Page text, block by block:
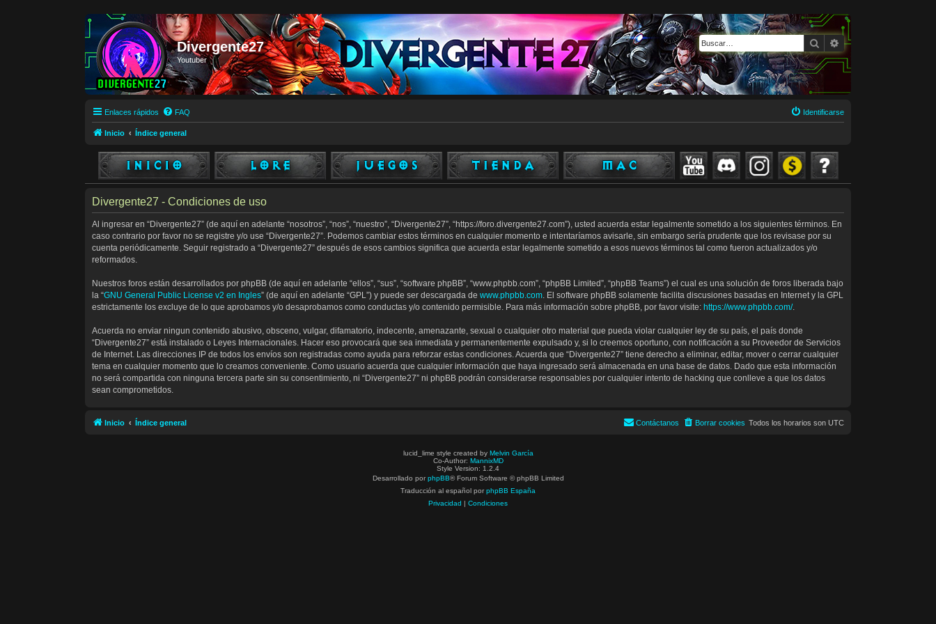
Divergente27
Youtuber
BuscarBúsqueda avanzada
Enlaces rápidos FAQ Identificarse
Inicio Índice general
Divergente27 - Condiciones de uso
Al ingresar en “Divergente27” (de aquí en adelante “nosotros”, “nos”, “nuestro”, “Divergente27”, “https://foro.divergente27.com”), usted acuerda estar legalmente sometido a los siguientes términos. En
caso contrario por favor no se registre y/o use “Divergente27”. Podemos cambiar estos términos en cualquier momento e intentaríamos avisarle, sin embargo sería prudente que los revisase por su
cuenta periódicamente. Seguir registrado a “Divergente27” después de esos cambios significa que acuerda estar legalmente sometido a esos nuevos términos tal como fueron actualizados y/o
reformados.
Nuestros foros están desarrollados por phpBB (de aquí en adelante “ellos”, “sus”, “software phpBB”, “www.phpbb.com”, “phpBB Limited”, “phpBB Teams”) el cual es una solución de foros liberada bajo
la “GNU General Public License v2 en Ingles” (de aquí en adelante “GPL”) y puede ser descargada de www.phpbb.com. El software phpBB solamente facilita discusiones basadas en Internet y la GPL
estrictamente los excluye de lo que aprobamos y/o desaprobamos como conductas y/o contenido permisible. Para más información sobre phpBB, por favor visite: https://www.phpbb.com/.
Acuerda no enviar ningun contenido abusivo, obsceno, vulgar, difamatorio, indecente, amenazante, sexual o cualquier otro material que pueda violar cualquier ley de su país, el país donde
“Divergente27” está instalado o Leyes Internacionales. Hacer eso provocará que sea inmediata y permanentemente expulsado y, si lo creemos oportuno, con notificación a su Proveedor de Servicios
de Internet. Las direcciones IP de todos los envíos son registradas como ayuda para reforzar estas condiciones. Acuerda que “Divergente27” tiene derecho a eliminar, editar, mover o cerrar cualquier
tema en cualquier momento que lo creamos conveniente. Como usuario acuerda que cualquier información que haya ingresado será almacenada en una base de datos. Dado que esta información
no será compartida con ninguna tercera parte sin su consentimiento, ni “Divergente27” ni phpBB podrán considerarse responsables por cualquier intento de hacking que conlleve a que los datos
sean comprometidos.
Inicio Índice general Todos los horarios son UTC
Borrar cookies
Contáctanos
lucid_lime style created by Melvin García
Co-Author: MannixMD
Style Version: 1.2.4
Desarrollado por phpBB® Forum Software © phpBB Limited
Traducción al español por phpBB España
Privacidad | Condiciones